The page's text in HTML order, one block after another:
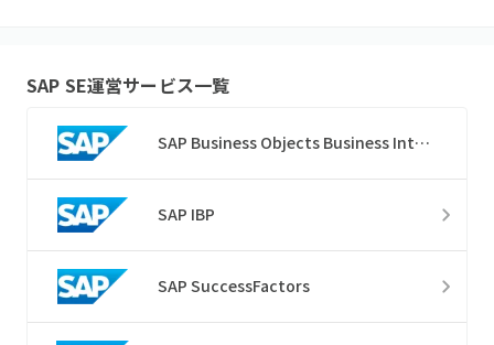
SAP SE運営サービス一覧
SAP Business Objects Business Intelligence
SAP IBP
SAP SuccessFactors